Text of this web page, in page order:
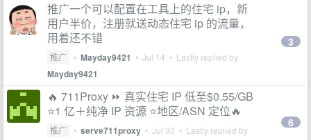
推广一个可以配置在工具上的住宅 ip，新
用户半价，注册就送动态住宅 ip 的流量，
用着还不错
推广 • Mayday9421 • Jul 14 • Lastly replied by
Mayday9421
3
🔥 711Proxy ⏩ 真实住宅 IP 低至$0.55/GB
⭐1 亿＋纯净 IP 资源 ⭐地区/ASN 定位🔥
推广 • serve711proxy • Jul 30 • Lastly replied by
6